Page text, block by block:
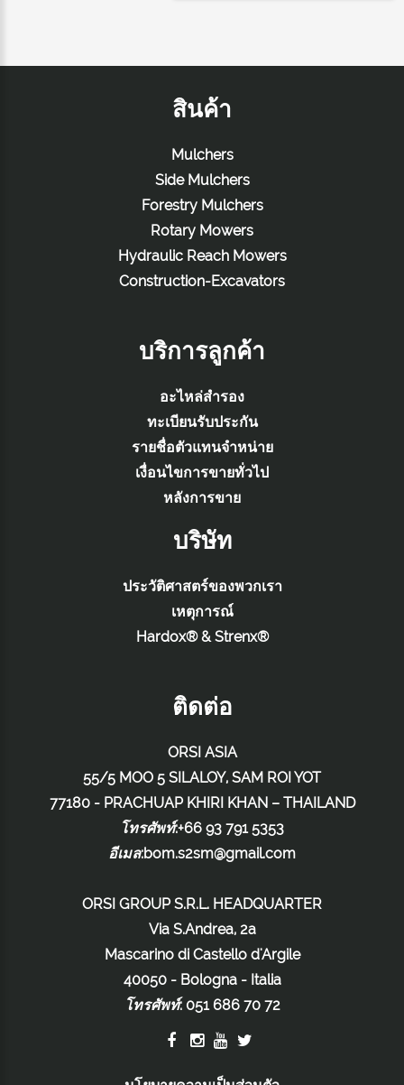
สินค้า
Mulchers
Side Mulchers
Forestry Mulchers
Rotary Mowers
Hydraulic Reach Mowers
Construction-Excavators
บริการลูกค้า
อะไหล่สำรอง
ทะเบียนรับประกัน
รายชื่อตัวแทนจำหน่าย
เงื่อนไขการขายทั่วไป
หลังการขาย
บริษัท
ประวัติศาสตร์ของพวกเรา
เหตุการณ์
Hardox® & Strenx®
ติดต่อ
ORSI ASIA
55/5 MOO 5 SILALOY, SAM ROI YOT
77180 - PRACHUAP KHIRI KHAN – THAILAND
โทรศัพท์:+66 93 791 5353
อีเมล:bom.s2sm@gmail.com
ORSI GROUP S.R.L. HEADQUARTER
Via S.Andrea, 2a
Mascarino di Castello d'Argile
40050 - Bologna - Italia
โทรศัพท์: 051 686 70 72